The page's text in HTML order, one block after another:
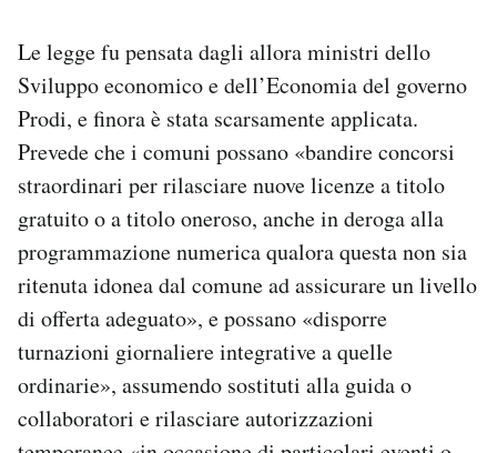
Le legge fu pensata dagli allora ministri dello
Sviluppo economico e dell’Economia del governo
Prodi, e finora è stata scarsamente applicata.
Prevede che i comuni possano «bandire concorsi
straordinari per rilasciare nuove licenze a titolo
gratuito o a titolo oneroso, anche in deroga alla
programmazione numerica qualora questa non sia
ritenuta idonea dal comune ad assicurare un livello
di offerta adeguato», e possano «disporre
turnazioni giornaliere integrative a quelle
ordinarie», assumendo sostituti alla guida o
collaboratori e rilasciare autorizzazioni